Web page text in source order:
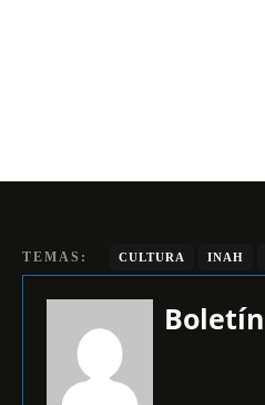
TEMAS: CULTURA INAH
Boletín